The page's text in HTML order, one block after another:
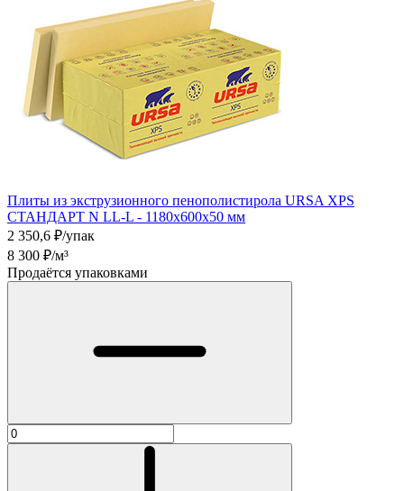
Плиты из экструзионного пенополистирола URSA XPS
СТАНДАРТ N LL-L - 1180х600х50 мм
2 350,6 ₽/упак
8 300 ₽/м³
Продаётся упаковками